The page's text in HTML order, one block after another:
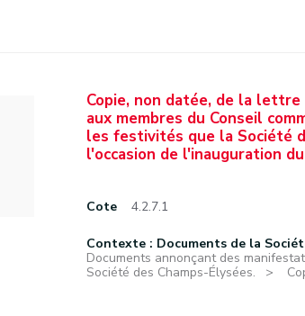
Copie, non datée, de la lettre
aux membres du Conseil
les festivités que la Société
l'occasion de l'inauguration
Cote 4.2.7.1
Contexte : Documents de la
Documents annonçant des
Société des Champs-Élysées.